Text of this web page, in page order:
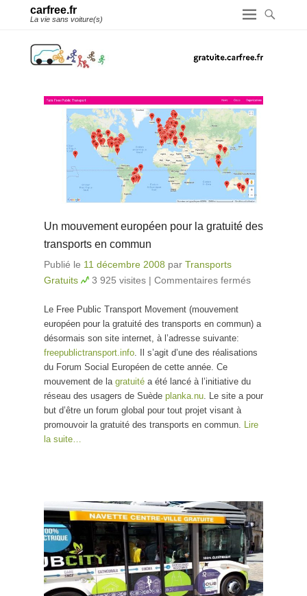
carfree.fr
La vie sans voiture(s)
Un mouvement européen pour la gratuité des
transports en commun
Publié le 11 décembre 2008 par Transports
Gratuits
3 925 visites | Commentaires fermés
pour la
transports
Le Free Public Transport Movement (mouvement
européen pour la gratuité des transports en commun) a
désormais son site internet, à l’adresse suivante:
freepublictransport.info. Il s’agit d’une des réalisations
du Forum Social Européen de cette année. Ce
mouvement de la gratuité a été lancé à l’initiative du
réseau des usagers de Suède planka.nu. Le site a pour
but d’être un forum global pour tout projet visant à
promouvoir la gratuité des transports en commun. Lire
la suite…